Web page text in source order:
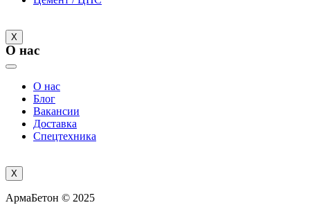
X
О нас
О нас
Блог
Вакансии
Доставка
Спецтехника
X
АрмаБетон © 2025